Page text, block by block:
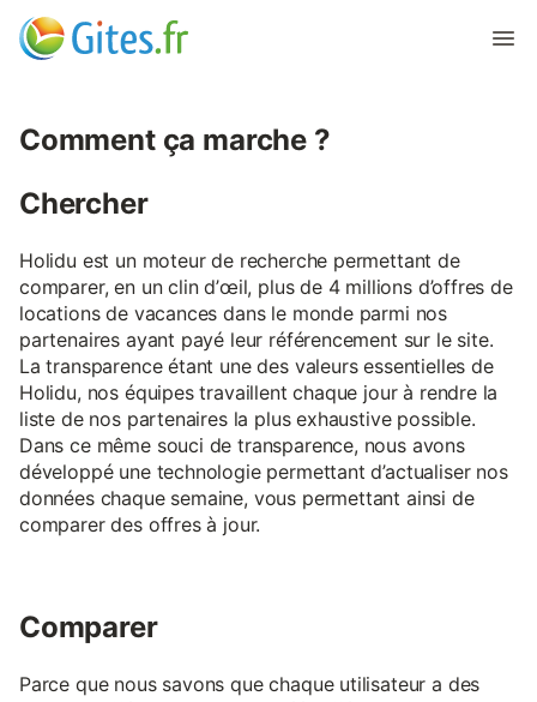
Comment ça marche ?
Chercher
Holidu est un moteur de recherche permettant de
comparer, en un clin d’œil, plus de 4 millions d’offres de
locations de vacances dans le monde parmi nos
partenaires ayant payé leur référencement sur le site.
La transparence étant une des valeurs essentielles de
Holidu, nos équipes travaillent chaque jour à rendre la
liste de nos partenaires la plus exhaustive possible.
Dans ce même souci de transparence, nous avons
développé une technologie permettant d’actualiser nos
données chaque semaine, vous permettant ainsi de
comparer des offres à jour.
Comparer
Parce que nous savons que chaque utilisateur a des